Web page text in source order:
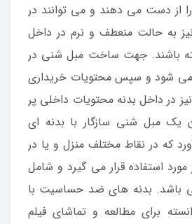
از دست می دهند و می توانند در
به حالت منعطف و نرم در داخل
باشند. جهت ساخت مبل شنی در
می شود و سپس محتویات خریداری
در داخل بدنه محتویات داخلی پر
مبل شنی سازگار با بدنه ای
که در نقاط مختلف منزل و یا در
استفاده قرار می گیرد و شامل
باشد. بدنه های ضد حساسیت با
برای مطالعه و تماشای فیلم